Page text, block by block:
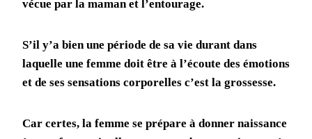
vécue par la maman et l’entourage.
S’il y’a bien une période de sa vie durant dans
laquelle une femme doit être à l’écoute des émotions
et de ses sensations corporelles c’est la grossesse.
Car certes, la femme se prépare à donner naissance